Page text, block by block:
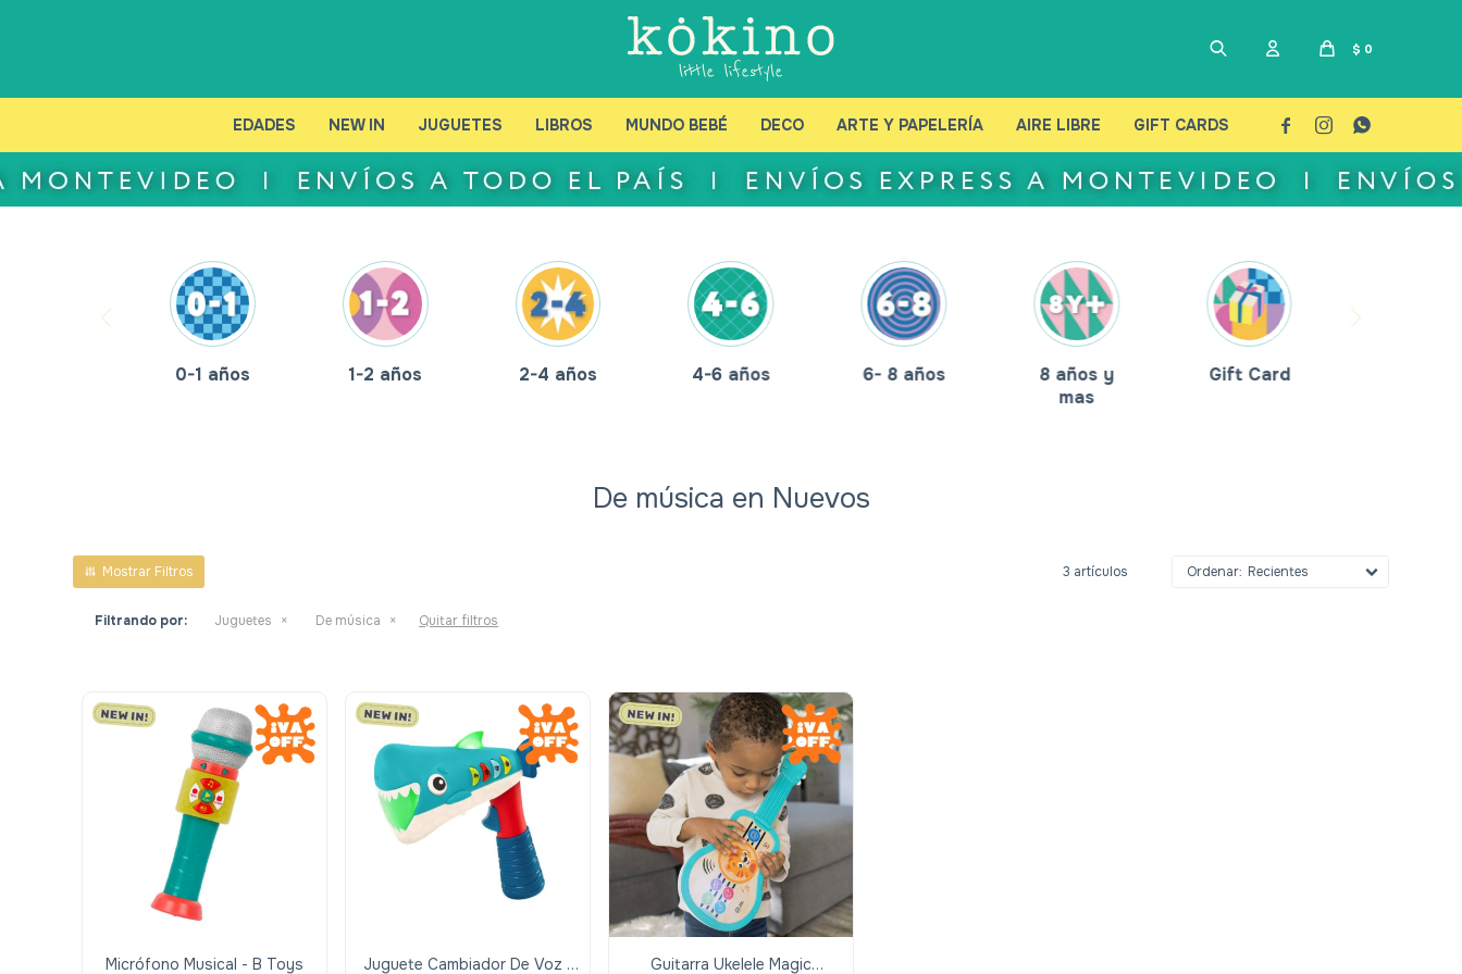
EDADES NEW IN JUGUETES LIBROS MUNDO BEBÉ DECO ARTE Y PAPELERÍA AIRE LIBRE GIFT CARDS
$ 0
  
0-1 años 1-2 años 2-4 años 4-6 años 6- 8 años
8 años y
mas
Gift Card
De música en Nuevos
3 artículos Recientes
Filtrando por: Juguetes De música Quitar filtros
Micrófono Musical - B Toys
Juguete Cambiador De Voz -
Guitarra Ukelele Magic